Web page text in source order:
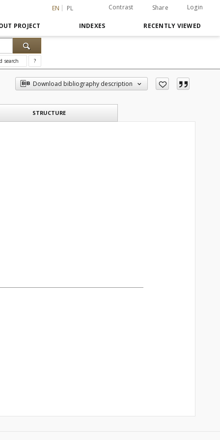
EN PL Contrast Share Login
PROJECT INDEXES RECENTLY VIEWED
search ?
Download bibliography description
STRUCTURE